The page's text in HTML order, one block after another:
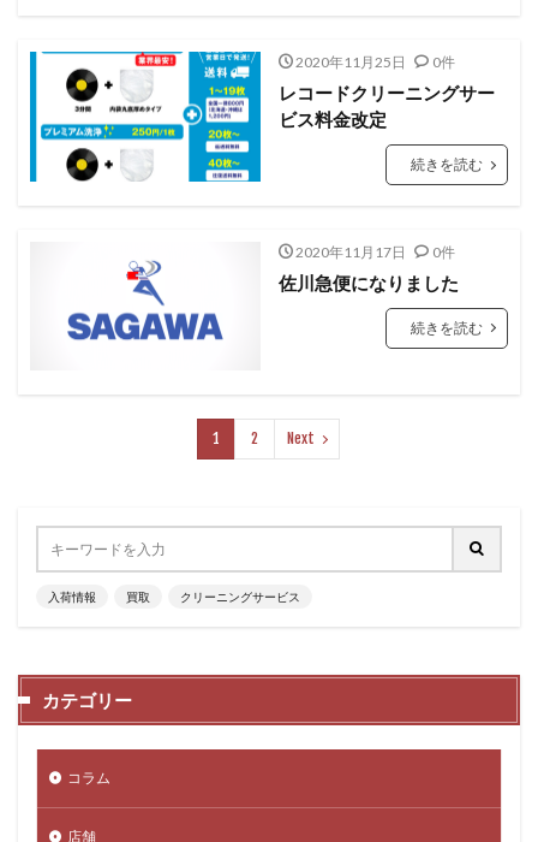
2020年11月25日 0件
レコードクリーニングサー
ビス料金改定
続きを読む
2020年11月17日 0件
佐川急便になりました
続きを読む
1 2 Next
入荷情報 買取 クリーニングサービス
カテゴリー
コラム
店舗